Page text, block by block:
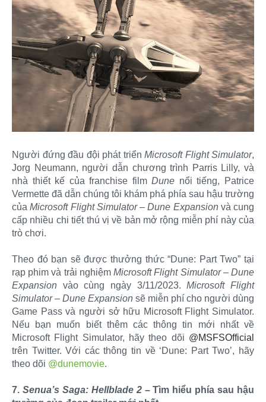
Người đứng đầu đội phát triển Microsoft Flight Simulator,
Jorg Neumann, người dẫn chương trình Parris Lilly, và
nhà thiết kế của franchise filmDune nổi tiếng, Patrice
Vermette đã dẫn chúng tôi khám phá phía sau hậu trường
củaMicrosoft Flight Simulator – Dune Expansionvà cung
cấp nhiều chi tiết thú vị về bản mở rộng miễn phí này của
trò chơi.
Theo đó bạn sẽ được thưởng thức “Dune: Part Two” tại
rạp phim và trải nghiệmMicrosoft Flight Simulator – Dune
Expansion vào cùng ngày 3/11/2023.Microsoft Flight
Simulator – Dune Expansion sẽ miễn phí cho người dùng
Game Pass và người sở hữu Microsoft Flight Simulator.
Nếu bạn muốn biết thêm các thông tin mới nhất về
Microsoft Flight Simulator, hãy theo dõi @MSFSOfficial
trên Twitter. Với các thông tin về ‘Dune: Part Two’, hãy
theo dõi @dunemovie.
7. Senua’s Saga: Hellblade 2– Tìm hiểu phía sau hậu